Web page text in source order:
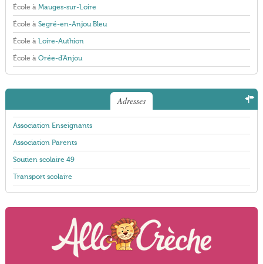
École à Mauges-sur-Loire
École à Segré-en-Anjou Bleu
École à Loire-Authion
École à Orée-d'Anjou
Adresses
Association Enseignants
Association Parents
Soutien scolaire 49
Transport scolaire